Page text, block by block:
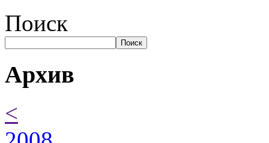
Поиск
Поиск
Архив
<